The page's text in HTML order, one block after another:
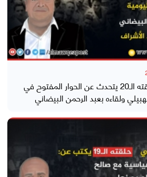
مقبل نصر في حلقته الـ20 يتحدث عن الحوار المفتوح في
ولقاءه بعبد الرحمن البيضاني